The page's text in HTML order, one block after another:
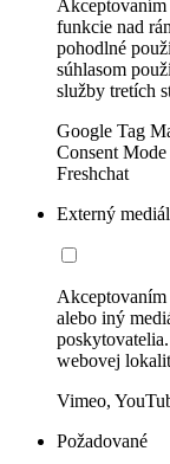
funkcie nad
pohodlné
súhlasom
služby tretích
Google Tag
Consent
Freshchat
Externý
alebo iný
webovej
Vimeo,
Požadované